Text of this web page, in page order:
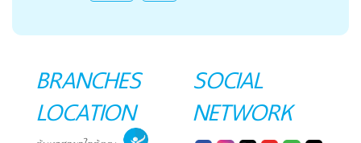
BRANCHES
LOCATION
SOCIAL
NETWORK